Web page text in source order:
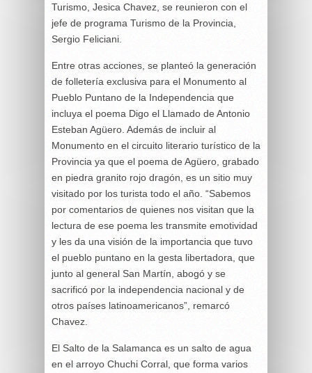
Turismo, Jesica Chavez, se reunieron con el
jefe de programa Turismo de la Provincia,
Sergio Feliciani.
Entre otras acciones, se planteó la generación
de folletería exclusiva para el Monumento al
Pueblo Puntano de la Independencia que
incluya el poema Digo el Llamado de Antonio
Esteban Agüero. Además de incluir al
Monumento en el circuito literario turístico de la
Provincia ya que el poema de Agüero, grabado
en piedra granito rojo dragón, es un sitio muy
visitado por los turista todo el año. “Sabemos
por comentarios de quienes nos visitan que la
lectura de ese poema les transmite emotividad
y les da una visión de la importancia que tuvo
el pueblo puntano en la gesta libertadora, que
junto al general San Martín, abogó y se
sacrificó por la independencia nacional y de
otros países latinoamericanos”, remarcó
Chavez.
El Salto de la Salamanca es un salto de agua
en el arroyo Chuchi Corral, que forma varios